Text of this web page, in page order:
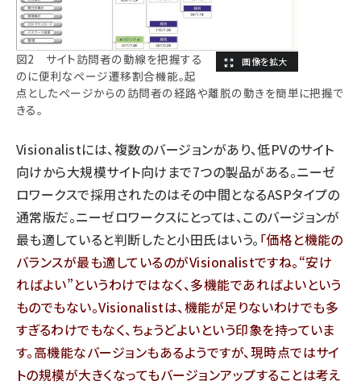
図2 サイト訪問者の動線を把握する
のに便利なページ遷移割合機能。起
点としたページからの訪問者の経路や離脱の動きを簡単に把握で
きる。
Visionalistには、複数のバージョンがあり、低PVのサイト
向けから大規模サイト向けまで7つの製品がある。ニーゼ
ロワークスで採用されたのはその中間となるASPタイプの
通常版だ。ニーゼロワークスにとっては、このバージョンが
最も適していると判断したと小田氏はいう。 「価格と機能の
バランスが最も適しているのがVisionalistですね。“安け
ればよい”というわけではなく、多機能であればよいという
ものでもない。Visionalistは、機能が足りないわけでも多
すぎるわけでもなく、ちょうどよいという印象を持っていま
す。高機能なバージョンもあるようですが、現時点ではサイ
トの規模が大きくなってもバージョンアップすることは考え